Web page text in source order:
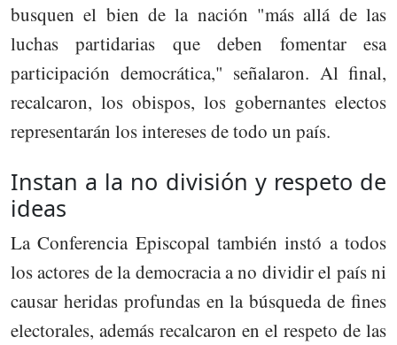
busquen el bien de la nación "más allá de las
luchas partidarias que deben fomentar esa
participación democrática," señalaron. Al final,
recalcaron, los obispos, los gobernantes electos
representarán los intereses de todo un país.
Instan a la no división y respeto de
ideas
La Conferencia Episcopal también instó a todos
los actores de la democracia a no dividir el país ni
causar heridas profundas en la búsqueda de fines
electorales, además recalcaron en el respeto de las